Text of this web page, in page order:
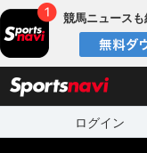
競馬ニュース
ログイン